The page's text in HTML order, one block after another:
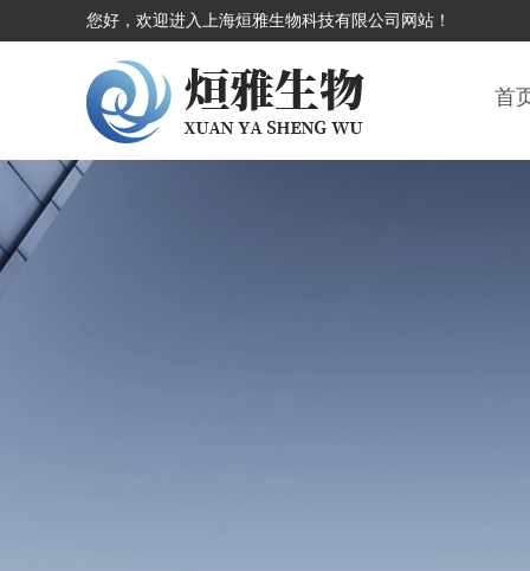
您好，欢迎进入上海烜雅生物科技有限公司网站！
首